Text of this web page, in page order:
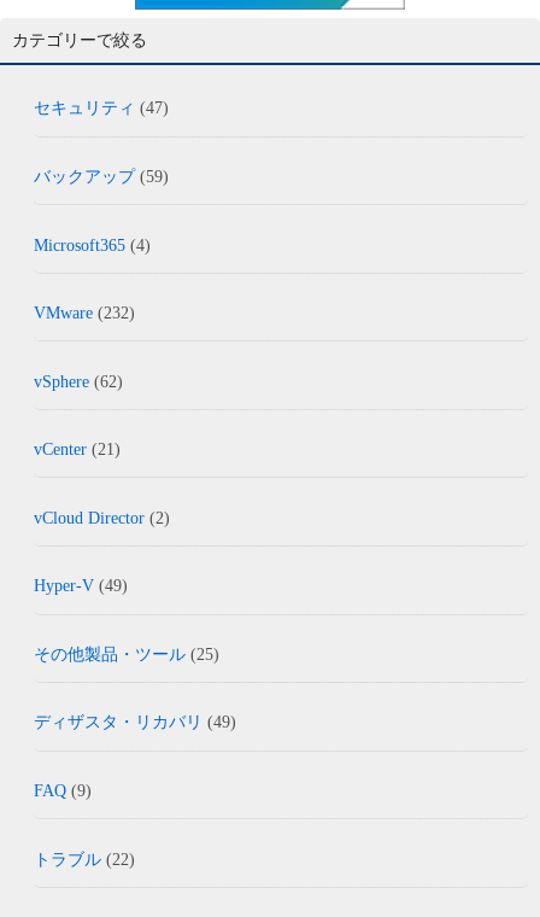
カテゴリーで絞る
セキュリティ (47)
バックアップ(59)
Microsoft365 (4)
VMware (232)
vSphere (62)
vCenter (21)
vCloud Director (2)
Hyper-V (49)
その他製品・ツール (25)
ディザスタ・リカバリ (49)
FAQ (9)
トラブル (22)